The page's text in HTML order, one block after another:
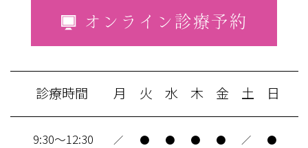
オンライン診療予約
診療時間 月 火 水 木 金 土 日
9:30～12:30 ／ ● ● ● ● ／ ●